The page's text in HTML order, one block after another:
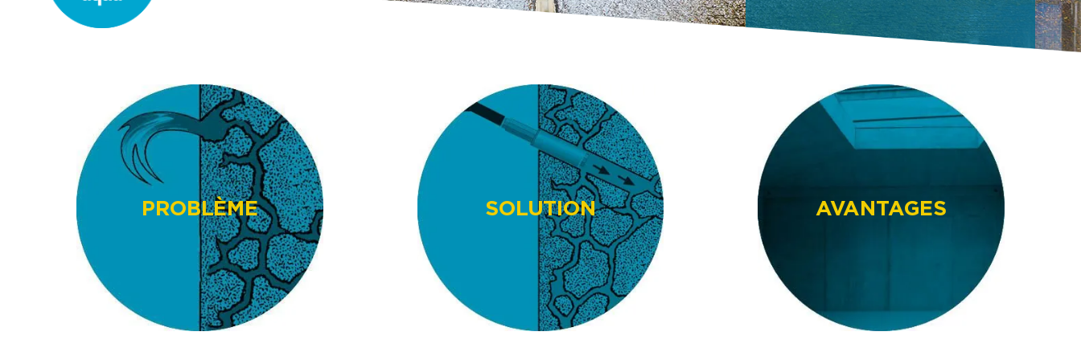
PROBLÈME SOLUTION AVANTAGES